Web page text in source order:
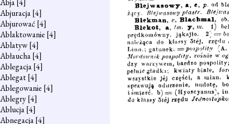
Abja[4]
Abjuracja[4]
Abjurować [4]
Ablaktowanie [4]
Ablatyw[4]
Abłaucha[4]
Ablegacja[4]
Ablegat[4]
Ablegowanie [4]
Ablegry[4]
Ablucja[4]
Abnegacja[4]